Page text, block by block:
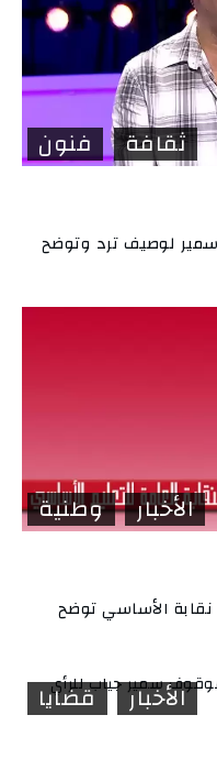
ثقافة فنون
لوصيف ترد وتوضح
الأخبار وطنية
الأساسي توضح
الأخبار قضايا